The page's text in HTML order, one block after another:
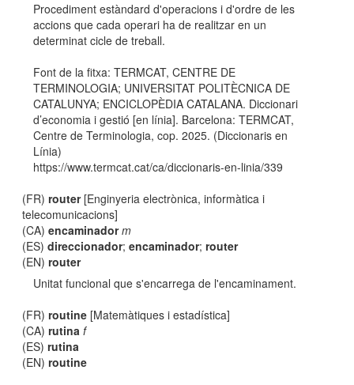
Procediment estàndard d'operacions i d'ordre de les
accions que cada operari ha de realitzar en un
determinat cicle de treball.
Font de la fitxa: TERMCAT, CENTRE DE
TERMINOLOGIA; UNIVERSITAT POLITÈCNICA DE
CATALUNYA; ENCICLOPÈDIA CATALANA. Diccionari
d’economia i gestió [en línia]. Barcelona: TERMCAT,
Centre de Terminologia, cop. 2025. (Diccionaris en
Línia)
https://www.termcat.cat/ca/diccionaris-en-linia/339
(FR)router[Enginyeria electrònica, informàtica i
telecomunicacions]
(CA)encaminador m
(ES)direccionador;encaminador;router
(EN)router
Unitat funcional que s'encarrega de l'encaminament.
(FR)routine [Matemàtiques i estadística]
(CA)rutina f
(ES)rutina
(EN)routine